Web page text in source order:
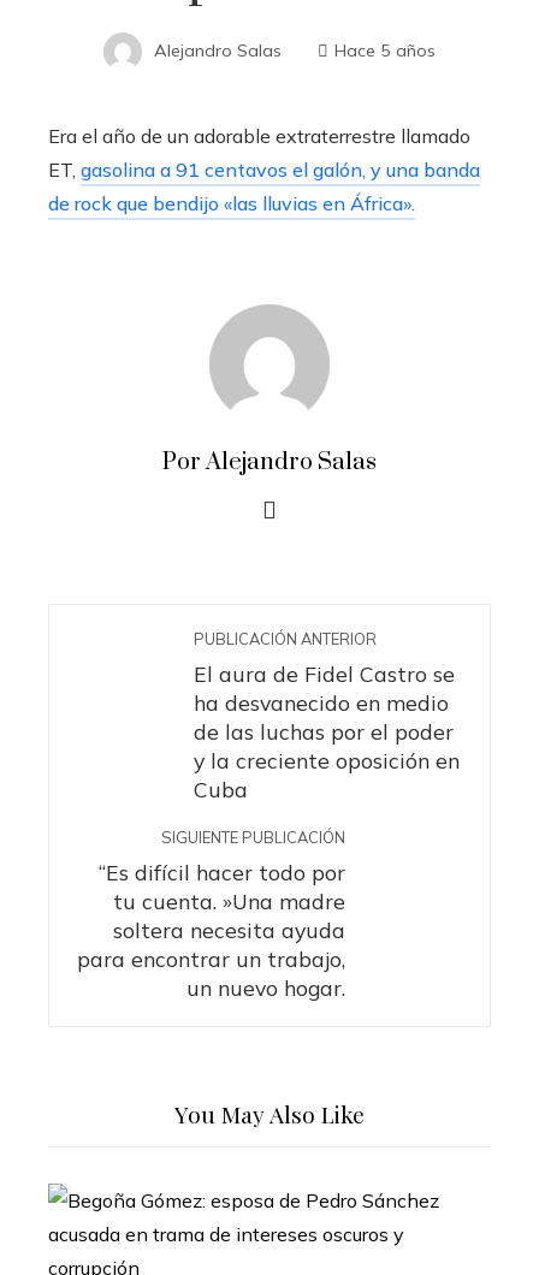
Alejandro Salas Hace 5 años
Era el año de un adorable extraterrestre llamado
ET, gasolina a 91 centavos el galón, y una banda
de rock que bendijo «las lluvias en África».
Por Alejandro Salas
PUBLICACIÓN ANTERIOR
El aura de Fidel Castro se
ha desvanecido en medio
de las luchas por el poder
y la creciente oposición en
Cuba
SIGUIENTE PUBLICACIÓN
“Es difícil hacer todo por
tu cuenta. »Una madre
soltera necesita ayuda
para encontrar un trabajo,
un nuevo hogar.
You May Also Like